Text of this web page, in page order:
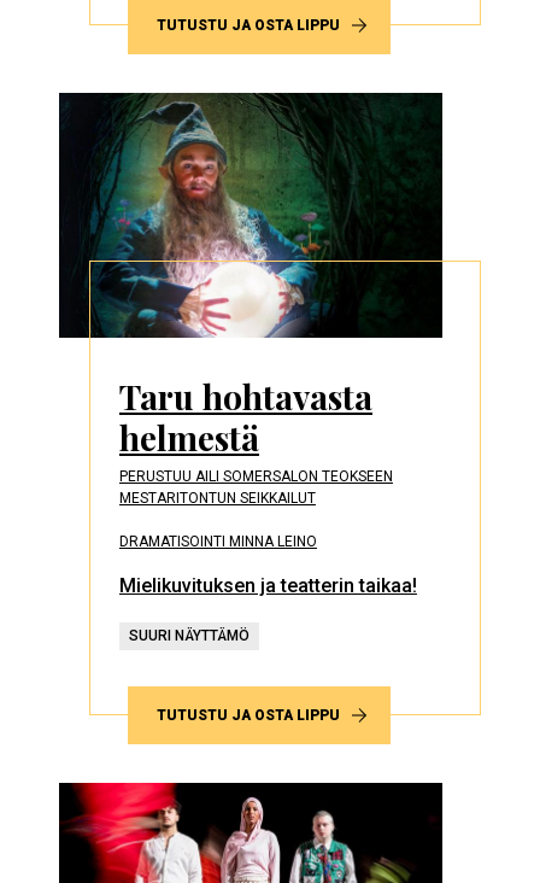
TUTUSTU JA OSTA LIPPU
Taru hohtavasta
helmestä
PERUSTUU AILI SOMERSALON TEOKSEEN
MESTARITONTUN SEIKKAILUT
DRAMATISOINTI MINNA LEINO
Mielikuvituksen ja teatterin taikaa!
SUURI NÄYTTÄMÖ
TUTUSTU JA OSTA LIPPU